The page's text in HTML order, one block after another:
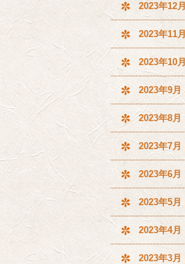
2023年12月
2023年11月
2023年10月
2023年9月
2023年8月
2023年7月
2023年6月
2023年5月
2023年4月
2023年3月